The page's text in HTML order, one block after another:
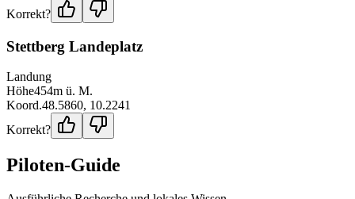
Korrekt?
Stettberg Landeplatz
Landung
Höhe454m ü. M.
Koord.48.5860, 10.2241
Korrekt?
Piloten-Guide